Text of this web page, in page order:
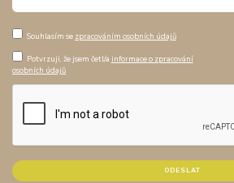
Souhlasím se zpracováním osobních údajů
Potvrzuji, že jsem četl/a informace o zpracování
osobních údajů